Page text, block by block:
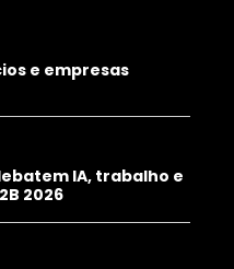
e empresas
IA, trabalho e
2026